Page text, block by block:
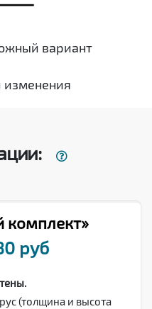
вариант
изменения
комплект»
руб
(толщина и высота